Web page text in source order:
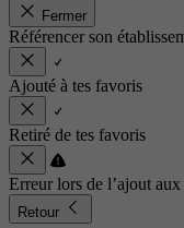
Fermer
Référencer son
Ajouté à tes favoris
Retiré de tes favoris
Erreur lors de l’ajout
Retour